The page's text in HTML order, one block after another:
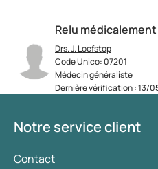
Relu
Drs. J. Loefstop
Code Unico: 07201
Médecin généraliste
Dernière vérification : 13/
Notre service client
Contact